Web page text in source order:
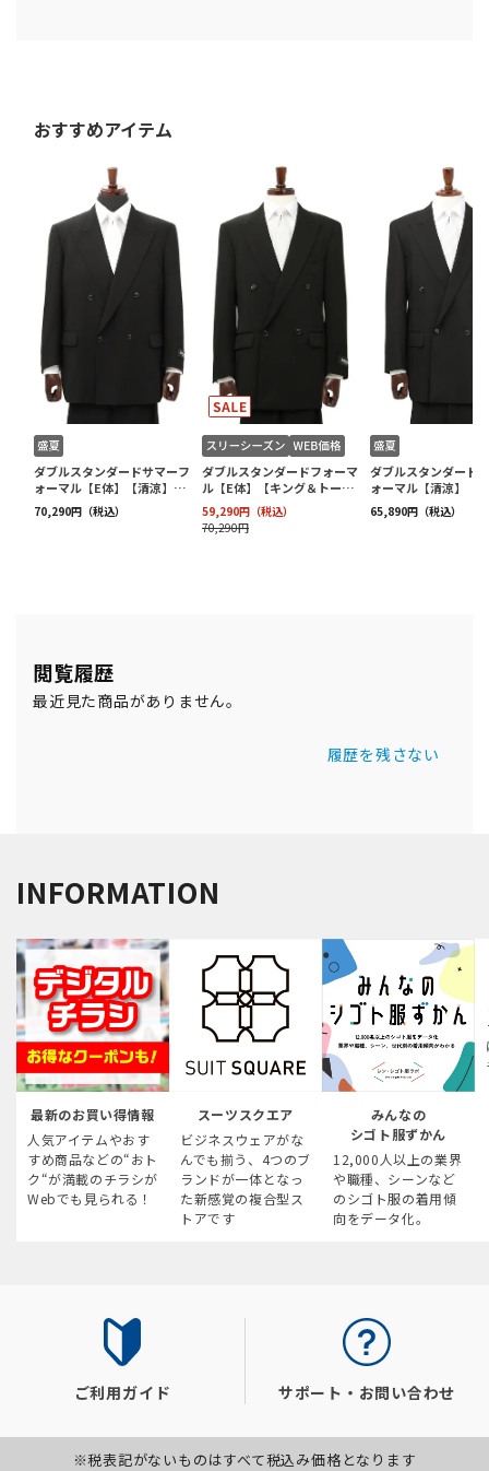
閲覧履歴
最近見た商品がありません。
履歴を残さない
INFORMATION
最新のお買い得情報
人気アイテムやおす
すめ商品などの“おト
ク“が満載のチラシが
Webでも見られる！
スーツスクエア
ビジネスウェアがな
んでも揃う、4つのブ
ランドが一体となっ
た新感覚の複合型ス
トアです
みんなの
シゴト服ずかん
12,000人以上の業界
や職種、シーンなど
のシゴト服の着用傾
向をデータ化。
ご利用ガイド サポート・お問い合わせ
※税表記がないものはすべて税込み価格となります